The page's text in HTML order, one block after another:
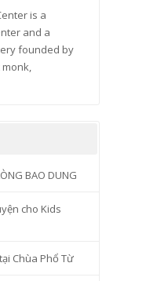
is a
and a
founded by
BAO DUNG
cho Kids
Chùa Phổ Từ